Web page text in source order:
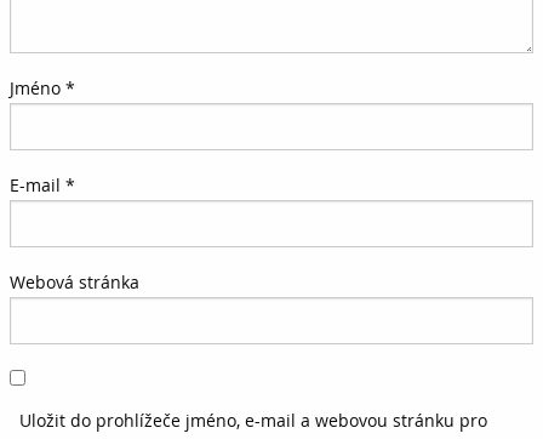
Jméno *
E-mail *
Webová stránka
Uložit do prohlížeče jméno, e-mail a webovou stránku pro